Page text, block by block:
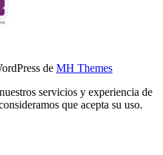
de MH Themes
servicios y experiencia de
que acepta su uso.